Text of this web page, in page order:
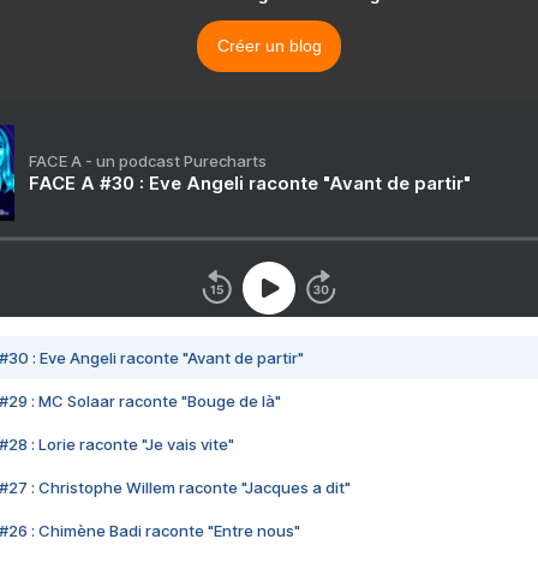
Créer un blog
FACE A - un podcast Purecharts
FACE A #30 : Eve Angeli raconte "Avant de partir"
#30 : Eve Angeli raconte "Avant de partir"
#29 : MC Solaar raconte "Bouge de là"
#28 : Lorie raconte "Je vais vite"
#27 : Christophe Willem raconte "Jacques a dit"
#26 : Chimène Badi raconte "Entre nous"